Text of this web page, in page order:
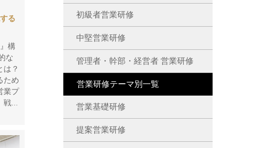
る
構
な
は？
ため
業プ
戦…
初級者営業研修
中堅営業研修
管理者・幹部・経営者 営業研修
営業研修テーマ別一覧
営業基礎研修
提案営業研修